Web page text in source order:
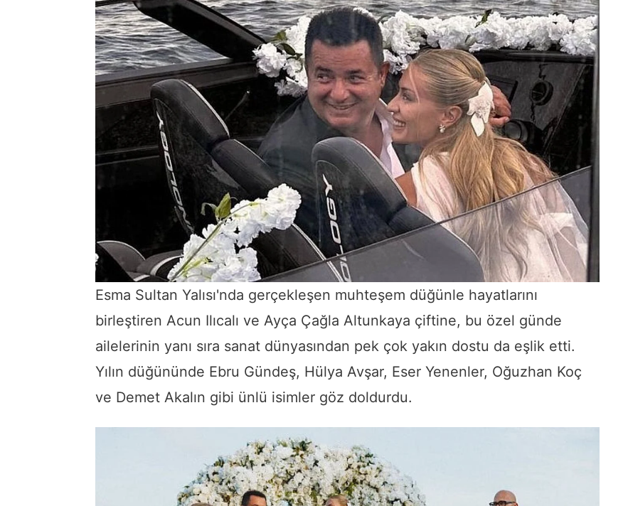
Esma Sultan Yalısı'nda gerçekleşen muhteşem düğünle hayatlarını
birleştiren Acun Ilıcalı ve Ayça Çağla Altunkaya çiftine, bu özel günde
ailelerinin yanı sıra sanat dünyasından pek çok yakın dostu da eşlik etti.
Yılın düğününde Ebru Gündeş, Hülya Avşar, Eser Yenenler, Oğuzhan Koç
ve Demet Akalın gibi ünlü isimler göz doldurdu.